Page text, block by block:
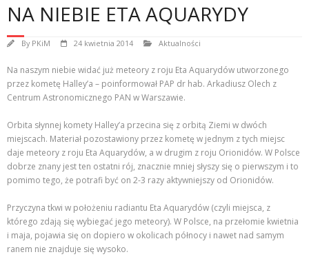
NA NIEBIE ETA AQUARYDY
By PKiM 24 kwietnia 2014 Aktualności
Na naszym niebie widać już meteory z roju Eta Aquarydów utworzonego
przez kometę Halley’a – poinformował PAP dr hab. Arkadiusz Olech z
Centrum Astronomicznego PAN w Warszawie.
Orbita słynnej komety Halley’a przecina się z orbitą Ziemi w dwóch
miejscach. Materiał pozostawiony przez kometę w jednym z tych miejsc
daje meteory z roju Eta Aquarydów, a w drugim z roju Orionidów. W Polsce
dobrze znany jest ten ostatni rój, znacznie mniej słyszy się o pierwszym i to
pomimo tego, że potrafi być on 2-3 razy aktywniejszy od Orionidów.
Przyczyna tkwi w położeniu radiantu Eta Aquarydów (czyli miejsca, z
którego zdają się wybiegać jego meteory). W Polsce, na przełomie kwietnia
i maja, pojawia się on dopiero w okolicach północy i nawet nad samym
ranem nie znajduje się wysoko.